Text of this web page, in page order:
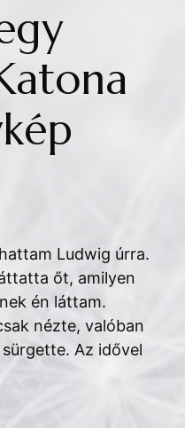
Ludwig úrra.
őt, amilyen
én láttam.
nézte, valóban
Az idővel